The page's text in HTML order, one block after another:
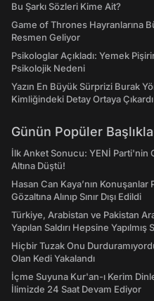
Bu Şarkı Sözleri Kime Ait?
Game of Thrones Hayranlarına
Resmen Geliyor
Psikologlar Açıkladı: Yemek
Psikolojik Nedeni
Yazın En Büyük Sürprizi Burak
Kimliğindeki Detay Ortaya Çıkardı
Günün Popüler
İlk Anket Sonucu: YENİ Parti'nin
Altına Düştü!
Hasan Can Kaya’nın Konuşanlar
Gözaltına Alınıp Sınır Dışı Edildi
Türkiye, Arabistan ve Pakistan
Yapılan Saldırı Hepsine Yapılmış
Hiçbir Tuzak Onu
Olan Kedi Yakalandı
İçme Suyuna Kur'an-ı Kerim
İlimizde 24 Saat Devam Ediyor